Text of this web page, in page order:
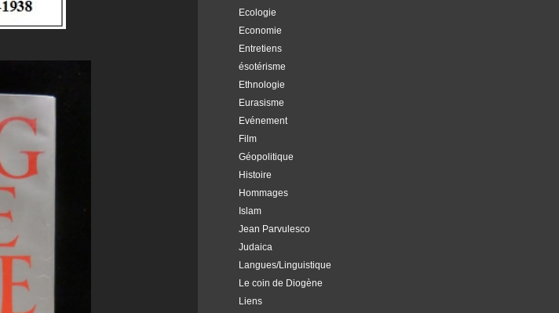
Ecologie
Economie
Entretiens
ésotérisme
Ethnologie
Eurasisme
Evénement
Film
Géopolitique
Histoire
Hommages
Islam
Jean Parvulesco
Judaica
Langues/Linguistique
Le coin de Diogène
Liens